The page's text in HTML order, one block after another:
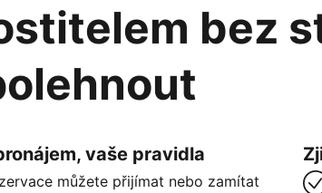
bez
vaše pravidla
můžete přijímat nebo zamítat